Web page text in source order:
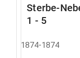
Sterbe-
1 - 5
1874-1874